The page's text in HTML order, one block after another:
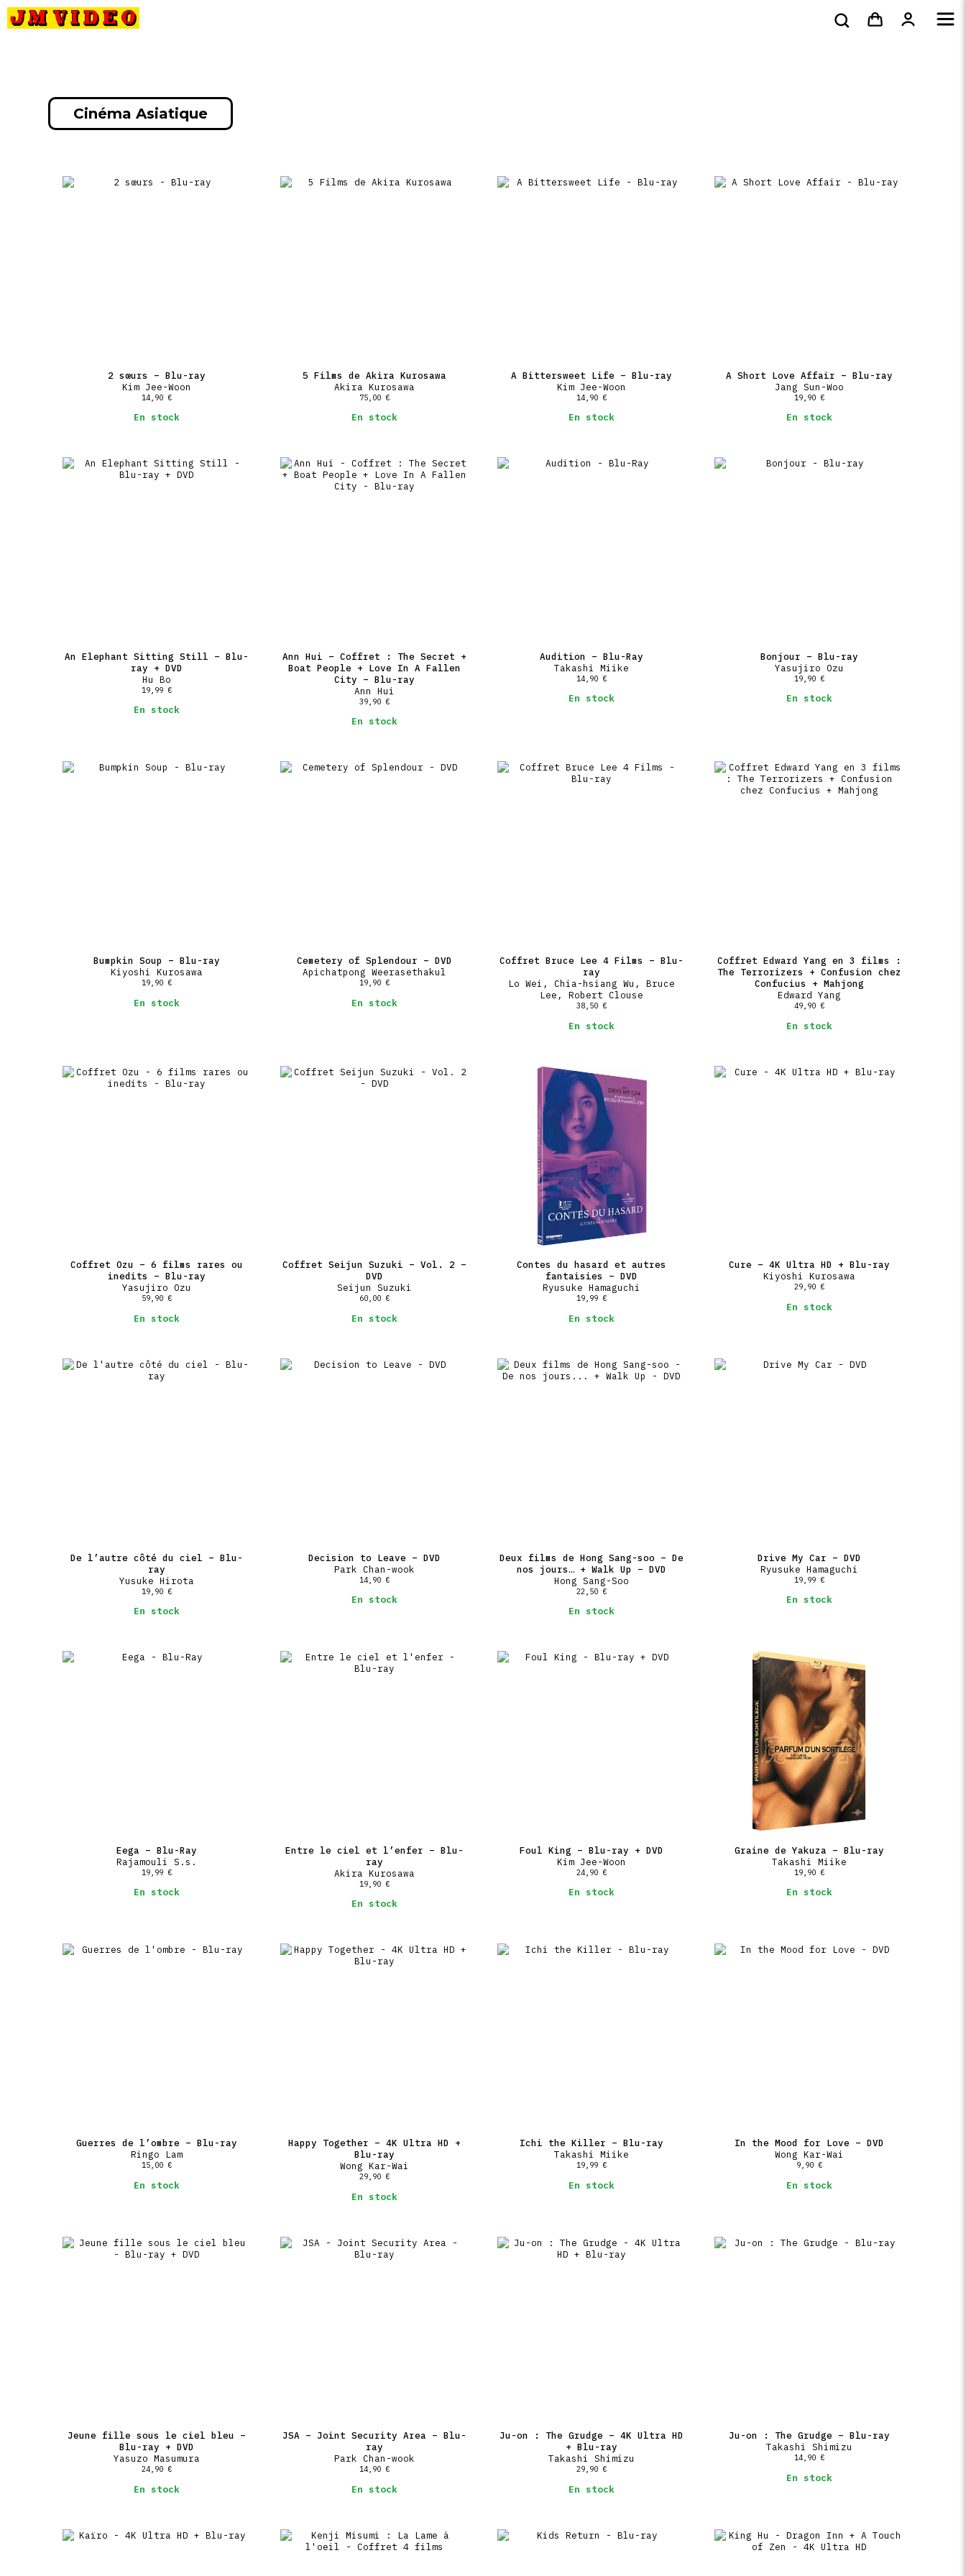
Occasions
prix
shirts
Cinéma Asiatique
2 sœurs – Blu-ray
Kim Jee-Woon
14,90 €
En stock
5 Films de Akira Kurosawa
Akira Kurosawa
75,00 €
En stock
A Bittersweet Life – Blu-ray
Kim Jee-Woon
14,90 €
En stock
A Short Love Affair – Blu-ray
Jang Sun-Woo
19,90 €
En stock
An Elephant Sitting Still – Blu-
ray + DVD
Hu Bo
19,99 €
En stock
Ann Hui – Coffret : The Secret +
Boat People + Love In A Fallen
City – Blu-ray
Ann Hui
39,90 €
En stock
Audition – Blu-Ray
Takashi Miike
14,90 €
En stock
Bonjour – Blu-ray
Yasujiro Ozu
19,90 €
En stock
Bumpkin Soup – Blu-ray
Kiyoshi Kurosawa
19,90 €
En stock
Cemetery of Splendour – DVD
Apichatpong Weerasethakul
19,90 €
En stock
Coffret Bruce Lee 4 Films – Blu-
ray
Lo Wei, Chia-hsiang Wu, Bruce
Lee, Robert Clouse
38,50 €
En stock
Coffret Edward Yang en 3 films :
The Terrorizers + Confusion chez
Confucius + Mahjong
Edward Yang
49,90 €
En stock
Coffret Ozu – 6 films rares ou
inedits – Blu-ray
Yasujiro Ozu
59,90 €
En stock
Coffret Seijun Suzuki – Vol. 2 –
DVD
Seijun Suzuki
60,00 €
En stock
Contes du hasard et autres
fantaisies – DVD
Ryusuke Hamaguchi
19,99 €
En stock
Cure – 4K Ultra HD + Blu-ray
Kiyoshi Kurosawa
29,90 €
En stock
De l’autre côté du ciel – Blu-
ray
Yusuke Hirota
19,90 €
En stock
Decision to Leave – DVD
Park Chan-wook
14,90 €
En stock
Deux films de Hong Sang-soo – De
nos jours… + Walk Up – DVD
Hong Sang-Soo
22,50 €
En stock
Drive My Car – DVD
Ryusuke Hamaguchi
19,99 €
En stock
Eega – Blu-Ray
Rajamouli S.s.
19,99 €
En stock
Entre le ciel et l’enfer – Blu-
ray
Akira Kurosawa
19,90 €
En stock
Foul King – Blu-ray + DVD
Kim Jee-Woon
24,90 €
En stock
Graine de Yakuza – Blu-ray
Takashi Miike
19,90 €
En stock
Guerres de l’ombre – Blu-ray
Ringo Lam
15,00 €
En stock
Happy Together – 4K Ultra HD +
Blu-ray
Wong Kar-Wai
29,90 €
En stock
Ichi the Killer – Blu-ray
Takashi Miike
19,99 €
En stock
In the Mood for Love – DVD
Wong Kar-Wai
9,90 €
En stock
Jeune fille sous le ciel bleu –
Blu-ray + DVD
Yasuzo Masumura
24,90 €
En stock
JSA – Joint Security Area – Blu-
ray
Park Chan-wook
14,90 €
En stock
Ju-on : The Grudge – 4K Ultra HD
+ Blu-ray
Takashi Shimizu
29,90 €
En stock
Ju-on : The Grudge – Blu-ray
Takashi Shimizu
14,90 €
En stock